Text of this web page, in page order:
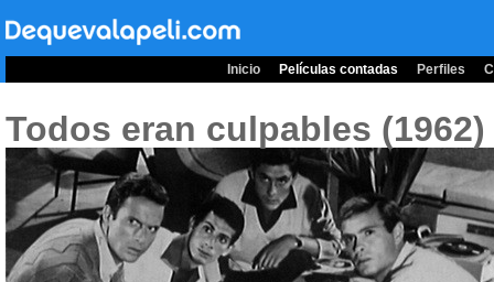
Inicio Películas contadas Perfiles
Todos eran culpables (1962)